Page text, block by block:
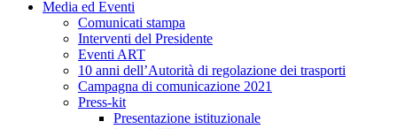
Media ed Eventi
Comunicati stampa
Interventi del Presidente
Eventi ART
10 anni dell’Autorità di regolazione dei trasporti
Campagna di comunicazione 2021
Press-kit
Presentazione istituzionale